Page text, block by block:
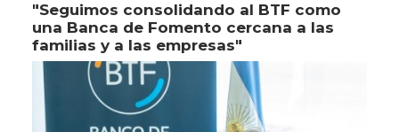
"Seguimos consolidando al BTF como
una Banca de Fomento cercana a las
familias y a las empresas"